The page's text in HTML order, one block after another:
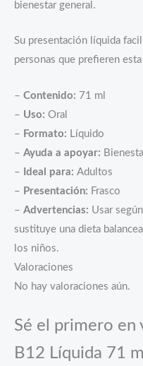
bienestar general.
Su presentación líquida
personas que prefieren
– Contenido: 71 ml
– Uso: Oral
– Formato: Líquido
– Ayuda a apoyar:
– Ideal para: Adultos
– Presentación: Frasco
– Advertencias: Usar
sustituye una dieta
los niños.
Valoraciones
No hay valoraciones aún.
Sé el primero en
B12 Líquida 71